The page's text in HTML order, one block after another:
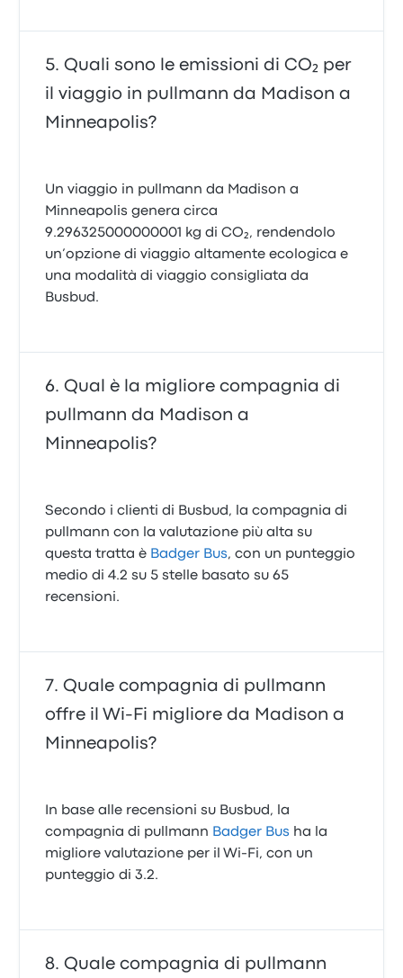
Quali sono le emissioni di CO₂ per
il viaggio in pullmann da Madison a
Minneapolis?
Un viaggio in pullmann da Madison a
Minneapolis genera circa
9.296325000000001 kg di CO₂, rendendolo
un’opzione di viaggio altamente ecologica e
una modalità di viaggio consigliata da
Busbud.
Qual è la migliore compagnia di
pullmann da Madison a
Minneapolis?
Secondo i clienti di Busbud, la compagnia di
pullmann con la valutazione più alta su
questa tratta è Badger Bus, con un punteggio
medio di 4.2 su 5 stelle basato su 65
recensioni.
Quale compagnia di pullmann
offre il Wi‑Fi migliore da Madison a
Minneapolis?
In base alle recensioni su Busbud, la
compagnia di pullmann Badger Bus ha la
migliore valutazione per il Wi-Fi, con un
punteggio di 3.2.
Quale compagnia di pullmann